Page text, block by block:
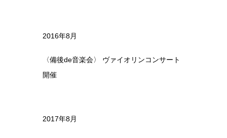
2016年8月
〈備後de音楽会〉 ヴァイオリンコンサート
開催
2017年8月